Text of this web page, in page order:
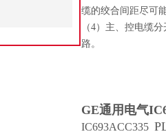
缆的绞合间距尽可
（4）主、控电缆
路。
GE通用电气
IC693ACC335